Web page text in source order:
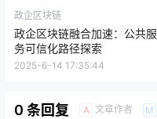
政企区块链
政企区块链融合加速：公共服
务可信化路径探索
2025-6-14 17:35:44
0 条回复 A 文章作者 M